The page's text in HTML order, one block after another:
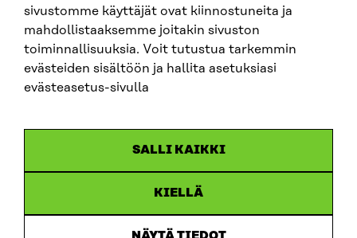
sivustomme käyttäjät ovat kiinnostuneita ja
mahdollistaaksemme joitakin sivuston
toiminnallisuuksia. Voit tutustua tarkemmin
evästeiden sisältöön ja hallita asetuksiasi
evästeasetus-sivulla
SALLI KAIKKI
KIELLÄ
LinkedIn
Instagram
YouTube